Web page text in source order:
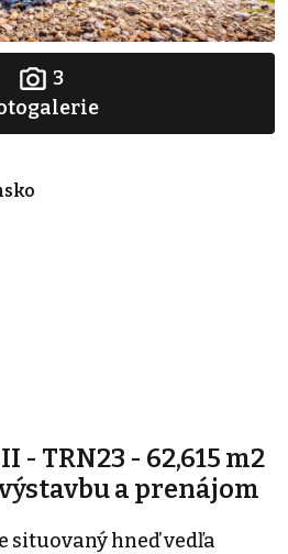
3
- TRN23 - 62,615 m2
a prenájom
situovaný hneď vedľa